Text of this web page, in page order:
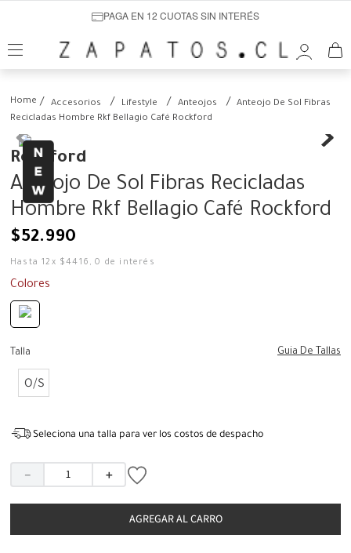
PAGA EN 12 CUOTAS SIN INTERÉS
Accesorios Lifestyle Anteojos
Anteojo De Sol Fibras
Recicladas Hombre Rkf Bellagio Café Rockford
Rockford
Anteojo De Sol Fibras Recicladas
Hombre Rkf Bellagio Café Rockford
$52.990
Hasta12 x $4416 ,0 de interés
Colores
Talla Guia De Tallas
O/S
Seleciona una talla para ver los costos de despacho
＋
－
AGREGAR AL CARRO